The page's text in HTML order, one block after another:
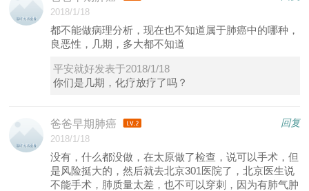
2018/1/18
都不能做病理分析，现在也不知道属于肺癌中的哪种，
良恶性，几期，多大都不知道
平安就好发表于2018/1/18
你们是几期，化疗放疗了吗？
回复
爸爸早期肺癌
2018/1/18
没有，什么都没做，在太原做了检查，说可以手术，但
是风险挺大的，然后就去北京301医院了，北京医生说
不能手术，肺质量太差，也不可以穿刺，因为有肺气肿